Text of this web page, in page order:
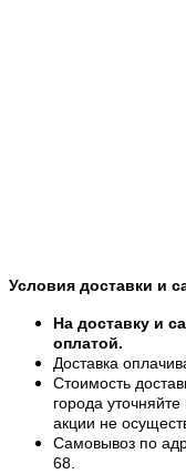
Условия доставки и
На доставку и
оплатой.
Доставка
Стоимость
города
акции не
Самовывоз по
68.